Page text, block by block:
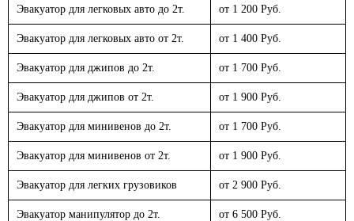
Эвакуатор для легковых авто до 2т. от 1 200 Руб.
Эвакуатор для легковых авто от 2т. от 1 400 Руб.
Эвакуатор для джипов до 2т. от 1 700 Руб.
Эвакуатор для джипов от 2т. от 1 900 Руб.
Эвакуатор для минивенов до 2т. от 1 700 Руб.
Эвакуатор для минивенов от 2т. от 1 900 Руб.
Эвакуатор для легких грузовиков от 2 900 Руб.
Эвакуатор манипулятор до 2т. от 6 500 Руб.